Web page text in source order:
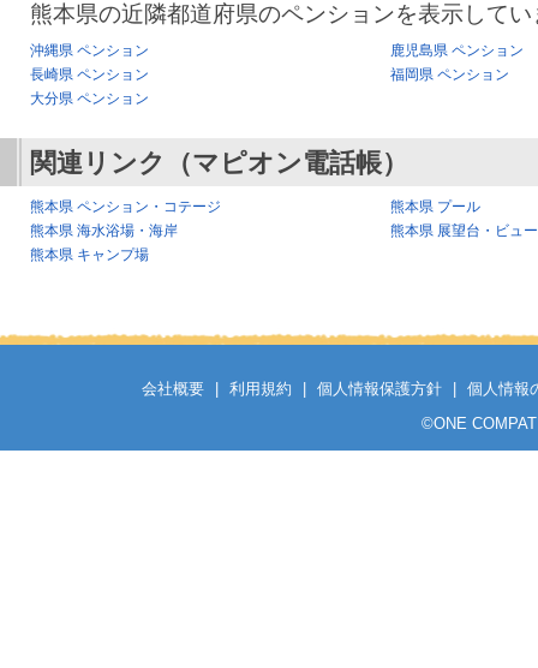
熊本県の近隣都道府県のペンションを表示してい
沖縄県 ペンション
鹿児島県 ペンション
長崎県 ペンション
福岡県 ペンション
大分県 ペンション
関連リンク（マピオン電話帳）
熊本県 ペンション・コテージ
熊本県 プール
熊本県 海水浴場・海岸
熊本県 展望台・ビュ
熊本県 キャンプ場
会社概要 利用規約 個人情報保護方針
個人情報
©ONE